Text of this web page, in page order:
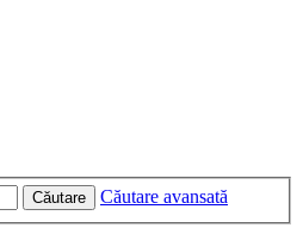
Căutare Căutare avansată